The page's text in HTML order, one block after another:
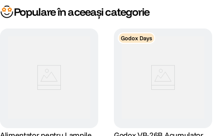
Populare în aceeași categorie
Godox Days